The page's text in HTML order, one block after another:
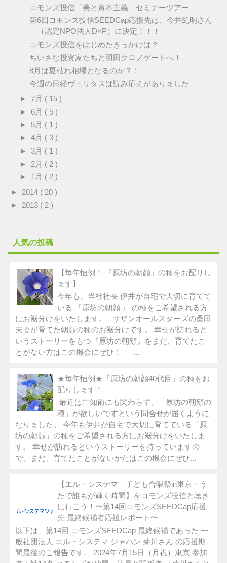
コモンズ投信「美と資本主義」セミナーツアー
第6回コモンズ投信SEEDCap応援先は、今井紀明さん
（認定NPO法人D×P）に決定！！！
コモンズ投信をはじめたきっかけは？
ちいさな投資家たちと羽田クロノゲートへ！
8月は夏枯れ相場となるのか？！
今週の日経ヴェリタスは読み応えがありました
► 7月 ( 15 )
► 6月 ( 5 )
► 5月 ( 1 )
► 4月 ( 3 )
► 3月 ( 1 )
► 2月 ( 2 )
► 1月 ( 2 )
► 2014 ( 20 )
► 2013 ( 2 )
人気の投稿
【毎年恒例！ 『原坊の朝顔』の種をお配りし
ます】
今年も、当社社長 伊井が自宅で大切に育てて
いる 『原坊の朝顔 』 の種をご希望される方
にお裾分けをいたします。 サザンオールスターズの桑田
夫妻が育てた朝顔の種のお裾分けです。 幸せが訪れると
いうストーリーをもつ『原坊の朝顔』をまだ、育てたこ
とがない方はこの機会にぜひ！ ...
★毎年恒例★「原坊の朝顔40代目」の種をお
配りします！
最近は告知前にも関わらず、「原坊の朝顔の
種」が欲しいですという問合せが届くように
なりました。 今年も伊井が自宅で大切に育てている「原
坊の朝顔」の種をご希望される方にお裾分けをいたしま
す。 幸せが訪れるというストーリーを持っていますの
で、まだ、育てたことがないかたはこの機会にぜひ...
【エル・システマ 子ども合唱祭in東京・う
たで誰もが輝く時間】をコモンズ投信と聴き
に行こう！〜第14回コモンズSEEDCap応援
先 最終候補者応援レポート〜
以下は、第14回 コモンズSEEDCap 最終候補であった 一
般社団法人 エル・システマ ジャパン 菊川さん の応援期
間最後のご報告です。 2024年7月15日（月祝）東京 参加